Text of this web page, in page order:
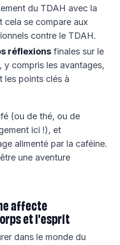
du TDAH avec la
cela se compare aux
contre le TDAH.
réflexions finales sur le
y compris les avantages,
les points clés à
(ou de thé, ou de
ici !), et
alimenté par la caféine.
une aventure
affecte
et l'esprit
dans le monde du